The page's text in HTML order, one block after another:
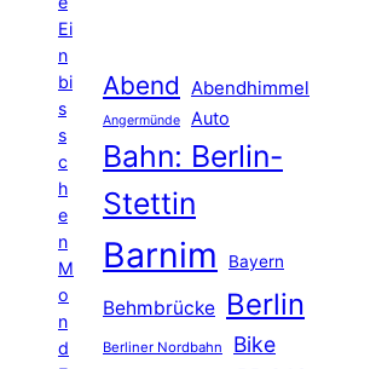
Ei
n
bi
s
s
c
h
e
n
M
o
n
d
Abend Abendhimmel
Angermünde Auto
Bahn: Berlin-
Stettin
Barnim Bayern
Behmbrücke Berlin
Berliner Nordbahn Bike